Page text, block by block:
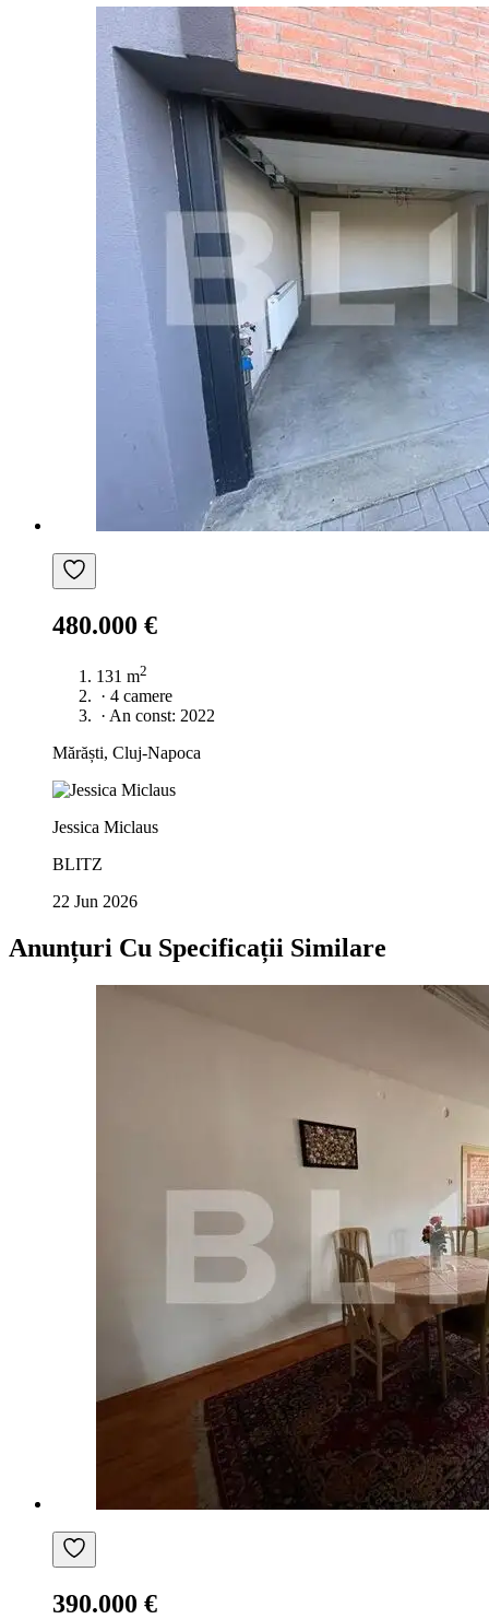
480.000 €
131 m2
· 4 camere
· An const: 2022
Mărăști, Cluj-Napoca
Jessica Miclaus
BLITZ
22 Jun 2026
Anunțuri Cu Specificații Similare
390.000 €